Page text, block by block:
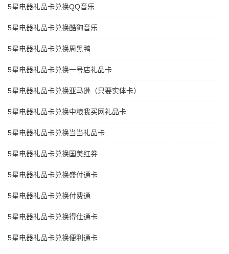
5星电器礼品卡兑换QQ音乐
5星电器礼品卡兑换酷狗音乐
5星电器礼品卡兑换周黑鸭
5星电器礼品卡兑换一号店礼品卡
5星电器礼品卡兑换亚马逊（只要实体卡）
5星电器礼品卡兑换中粮我买网礼品卡
5星电器礼品卡兑换当当礼品卡
5星电器礼品卡兑换国美红券
5星电器礼品卡兑换盛付通卡
5星电器礼品卡兑换付费通
5星电器礼品卡兑换得仕通卡
5星电器礼品卡兑换便利通卡